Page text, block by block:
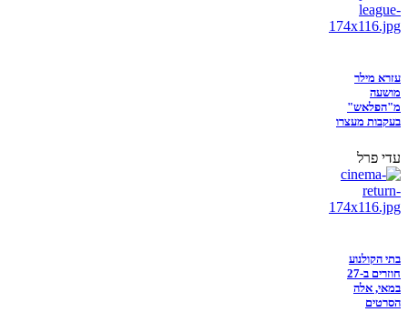
עזרא מילר
מושעה
מ"הפלאש"
בעקבות מעצרו
עדי פרל
בתי הקולנוע
חוזרים ב-27
במאי, אלה
הסרטים